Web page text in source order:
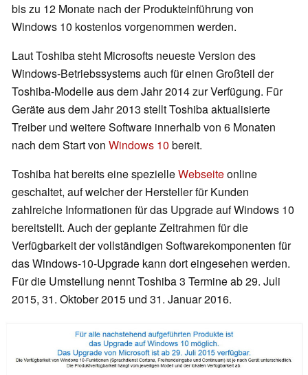
bis zu 12 Monate nach der Produkteinführung von
Windows 10 kostenlos vorgenommen werden.
Laut Toshiba steht Microsofts neueste Version des
Windows-Betriebssystems auch für einen Großteil der
Toshiba-Modelle aus dem Jahr 2014 zur Verfügung. Für
Geräte aus dem Jahr 2013 stellt Toshiba aktualisierte
Treiber und weitere Software innerhalb von 6 Monaten
nach dem Start von Windows 10 bereit.
Toshiba hat bereits eine spezielleWebseiteonline
geschaltet, auf welcher der Hersteller für Kunden
zahlreiche Informationen für das Upgrade auf Windows 10
bereitstellt. Auch der geplante Zeitrahmen für die
Verfügbarkeit der vollständigen Softwarekomponenten für
das Windows-10-Upgrade kann dort eingesehen werden.
Für die Umstellung nennt Toshiba 3 Termine ab 29. Juli
2015, 31. Oktober 2015 und 31. Januar 2016.